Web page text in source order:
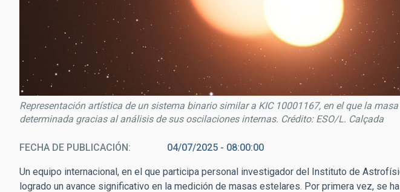
Representación artística de un sistema binario similar a KIC 10001167, en el que la
determinada gracias al análisis de sus oscilaciones internas. Crédito: ESO/L. Calçada
FECHA DE PUBLICACIÓN 04/07/2025 - 08:00:00
Un equipo internacional, en el que participa personal investigador del Instituto de
logrado un avance significativo en la medición de masas estelares. Por primera vez, se